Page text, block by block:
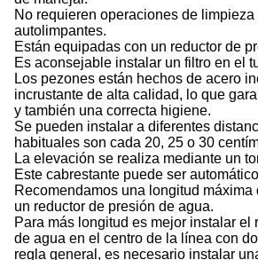
No requieren operaciones de limpieza
autolimpantes.
Están equipadas con un reductor de
Es aconsejable instalar un filtro en el
Los pezones están hechos de acero
incrustante de alta calidad, lo que
y también una correcta higiene.
Se pueden instalar a diferentes
habituales son cada 20, 25 o 30
La elevación se realiza mediante un
Este cabrestante puede ser
Recomendamos una longitud máxima
un reductor de presión de agua.
Para más longitud es mejor instalar el
de agua en el centro de la línea con
regla general, es necesario instalar